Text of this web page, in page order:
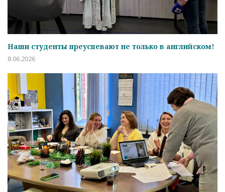
Наши студенты преуспевают не только в английском!
8.06.2026